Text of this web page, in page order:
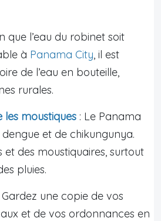
que l’eau du robinet soit
à Panama City, il est
de l’eau en bouteille,
rurales.
moustiques : Le Panama
et de chikungunya.
et des moustiquaires, surtout
pluies.
Gardez une copie de vos
et de vos ordonnances en